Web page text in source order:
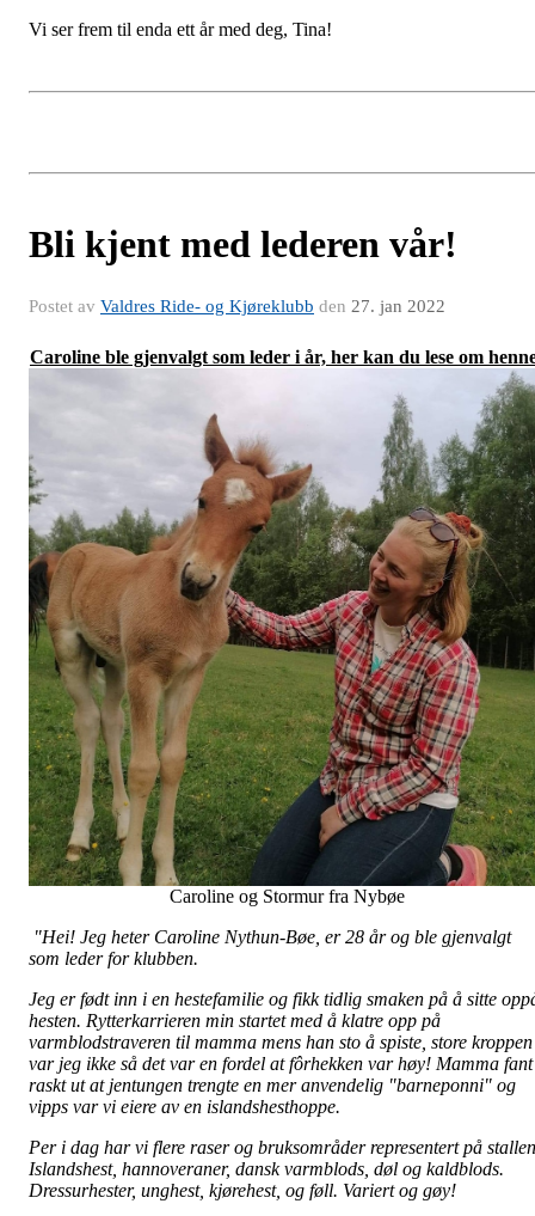
Vi ser frem til enda ett år med deg, Tina!
Bli kjent med lederen vår!
Postet av Valdres Ride- og Kjøreklubb den 27. jan 2022
Caroline ble gjenvalgt som leder i år, her kan du lese om
Caroline og Stormur fra Nybøe
"Hei! Jeg heter Caroline Nythun-Bøe, er 28 år og ble gjenvalgt
som leder for klubben.
Jeg er født inn i en hestefamilie og fikk tidlig smaken på å sitte
hesten. Rytterkarrieren min startet med å klatre opp på
varmblodstraveren til mamma mens han sto å spiste, store kroppen
var jeg ikke så det var en fordel at fôrhekken var høy! Mamma fant
raskt ut at jentungen trengte en mer anvendelig "barneponni" og
vipps var vi eiere av en islandshesthoppe.
Per i dag har vi flere raser og bruksområder representert på
Islandshest, hannoveraner, dansk varmblods, døl og kaldblods.
Dressurhester, unghest, kjørehest, og føll. Variert og gøy!